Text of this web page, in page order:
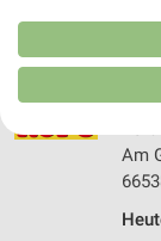
Am
Kombinationen von
Verbesserung der
von Inhalten.
Daten können
Website/App.
Partnerliste
IAB-